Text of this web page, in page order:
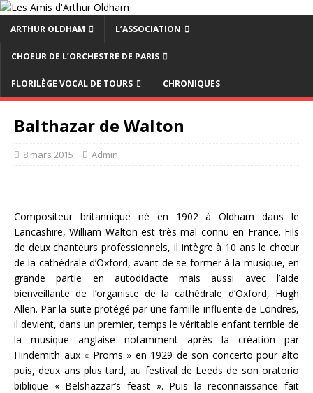
ARTHUR OLDHAM L’ASSOCIATION
CHOEUR DE L’ORCHESTRE DE PARIS
FLORILÈGE VOCAL DE TOURS CHRONIQUES
Balthazar de Walton
8 mars 2015 Admin
Compositeur britannique né en 1902 à Oldham dans le
Lancashire, William Walton est très mal connu en France. Fils
de deux chanteurs professionnels, il intègre à 10 ans le chœur
de la cathédrale d’Oxford, avant de se former à la musique, en
grande partie en autodidacte mais aussi avec l’aide
bienveillante de l’organiste de la cathédrale d’Oxford, Hugh
Allen. Par la suite protégé par une famille influente de Londres,
il devient, dans un premier, temps le véritable enfant terrible de
la musique anglaise notamment après la création par
Hindemith aux « Proms » en 1929 de son concerto pour alto
puis, deux ans plus tard, au festival de Leeds de son oratorio
biblique « Belshazzar’s feast ». Puis la reconnaissance fait